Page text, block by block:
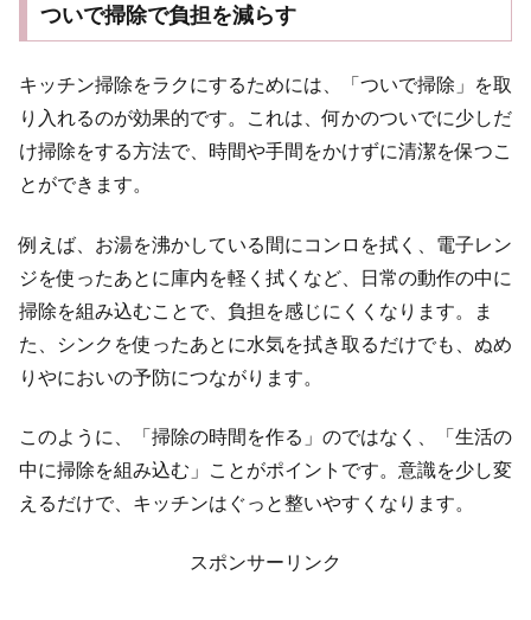
ついで掃除で負担を減らす
キッチン掃除をラクにするためには、「ついで掃除」を取
り入れるのが効果的です。これは、何かのついでに少しだ
け掃除をする方法で、時間や手間をかけずに清潔を保つこ
とができます。
例えば、お湯を沸かしている間にコンロを拭く、電子レン
ジを使ったあとに庫内を軽く拭くなど、日常の動作の中に
掃除を組み込むことで、負担を感じにくくなります。ま
た、シンクを使ったあとに水気を拭き取るだけでも、ぬめ
りやにおいの予防につながります。
このように、「掃除の時間を作る」のではなく、「生活の
中に掃除を組み込む」ことがポイントです。意識を少し変
えるだけで、キッチンはぐっと整いやすくなります。
スポンサーリンク